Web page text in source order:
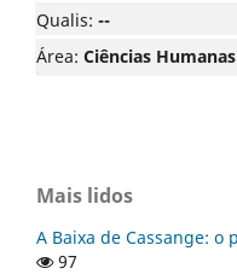
Qualis: --
Área: Ciências Humanas
Mais lidos
A Baixa de Cassange:
97